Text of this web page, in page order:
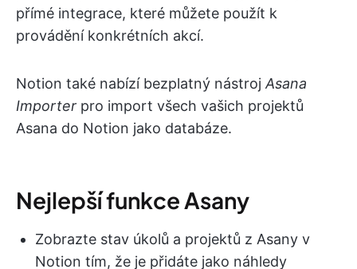
přímé integrace, které můžete použít k
provádění konkrétních akcí.
Notion také nabízí bezplatný nástroj Asana
Importer pro import všech vašich projektů
Asana do Notion jako databáze.
Nejlepší funkce Asany
Zobrazte stav úkolů a projektů z Asany v
Notion tím, že je přidáte jako náhledy